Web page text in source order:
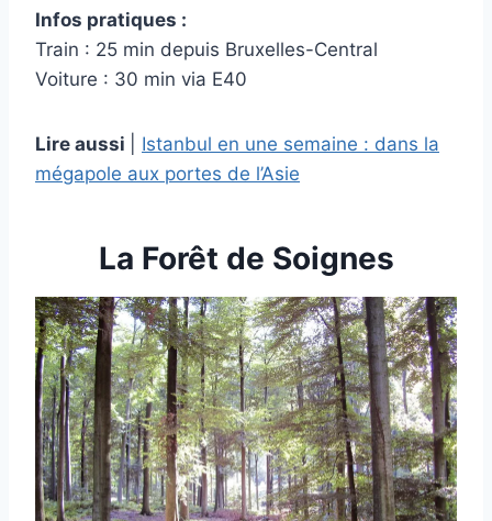
Infos pratiques :
Train : 25 min depuis Bruxelles-Central
Voiture : 30 min via E40
Lire aussi
Istanbul en une semaine : dans la
mégapole aux portes de l’Asie
La Forêt de Soignes